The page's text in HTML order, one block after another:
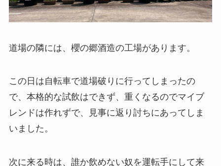
道場の隣には、櫻の郷酒造の工場があります。
この日は自転車で道場破りに行ってしまったの
で、本格的な試飲はできず、重くなるのでマイブ
レンドは作れずで、見事に返り討ちにあってしま
いました。
次に来る時は、誰か飲めない奴を運転手にして来